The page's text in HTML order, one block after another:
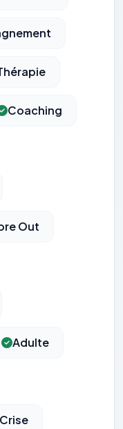
Coaching
Out
Adulte
Crise